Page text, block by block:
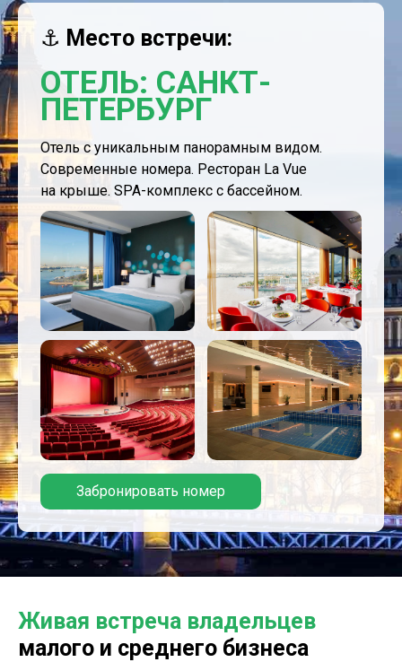
⚓️ Место встречи:
ОТЕЛЬ: САНКТ-
ПЕТЕРБУРГ
Отель с уникальным панорамным видом.
Современные номера. Ресторан La Vue
на крыше. SPA-комплекс с бассейном.
Забронировать номер
Живая встреча владельцев
малого и среднего бизнеса